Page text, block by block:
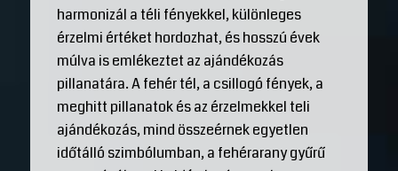
harmonizál a téli fényekkel, különleges
érzelmi értéket hordozhat, és hosszú évek
múlva is emlékeztet az ajándékozás
pillanatára. A fehér tél, a csillogó fények, a
meghitt pillanatok és az érzelmekkel teli
ajándékozás, mind összeérnek egyetlen
időtálló szimbólumban, a fehérarany gyűrű